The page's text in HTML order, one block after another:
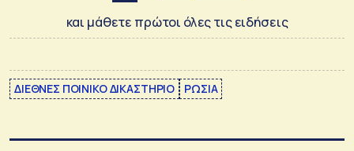
και μάθετε πρώτοι όλες τις ειδήσεις
ΔΙΕΘΝΕΣ ΠΟΙΝΙΚΟ ΔΙΚΑΣΤΗΡΙΟ ΡΩΣΙΑ